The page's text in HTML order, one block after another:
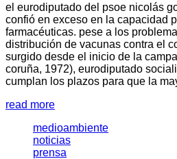
el eurodiputado del psoe nicolás
confió en exceso en la capacidad
farmacéuticas. pese a los
distribución de vacunas contra el
surgido desde el inicio de la
coruña, 1972), eurodiputado
cumplan los plazos para que la
read more
medioambiente
noticias
prensa